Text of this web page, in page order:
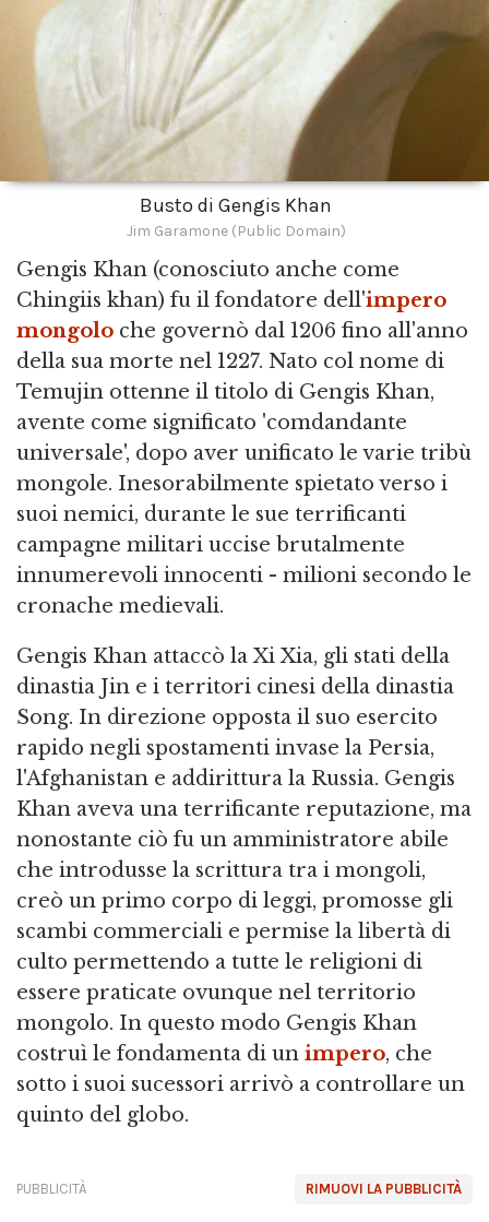
Busto di Gengis Khan
Jim Garamone (Public Domain)
Gengis Khan (conosciuto anche come
Chingiis khan) fu il fondatore dell'impero
mongolo che governò dal 1206 fino all'anno
della sua morte nel 1227. Nato col nome di
Temujin ottenne il titolo di Gengis Khan,
avente come significato 'comdandante
universale', dopo aver unificato le varie tribù
mongole. Inesorabilmente spietato verso i
suoi nemici, durante le sue terrificanti
campagne militari uccise brutalmente
innumerevoli innocenti - milioni secondo le
cronache medievali.
Gengis Khan attaccò la Xi Xia, gli stati della
dinastia Jin e i territori cinesi della dinastia
Song. In direzione opposta il suo esercito
rapido negli spostamenti invase la Persia,
l'Afghanistan e addirittura la Russia. Gengis
Khan aveva una terrificante reputazione, ma
nonostante ciò fu un amministratore abile
che introdusse la scrittura tra i mongoli,
creò un primo corpo di leggi, promosse gli
scambi commerciali e permise la libertà di
culto permettendo a tutte le religioni di
essere praticate ovunque nel territorio
mongolo. In questo modo Gengis Khan
costruì le fondamenta di un impero, che
sotto i suoi sucessori arrivò a controllare un
quinto del globo.
RIMUOVI LA PUBBLICITÀ
PUBBLICITÀ